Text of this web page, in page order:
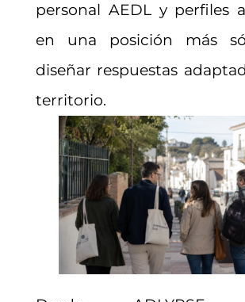
personal AEDL y perfiles
en una posición más
diseñar respuestas
territorio.